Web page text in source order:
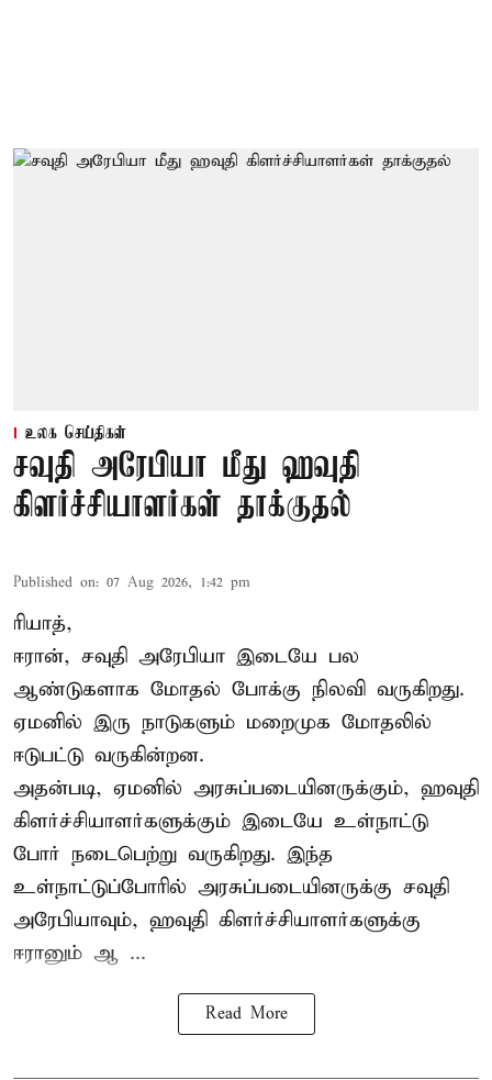
உலக செய்திகள்
சவுதி அரேபியா மீது ஹவுதி
கிளர்ச்சியாளர்கள் தாக்குதல்
Published on: 07 Aug 2026, 1:42 pm
ரியாத்,
ஈரான், சவுதி அரேபியா இடையே பல
ஆண்டுகளாக மோதல் போக்கு நிலவி வருகிறது.
ஏமனில் இரு நாடுகளும் மறைமுக மோதலில்
ஈடுபட்டு வருகின்றன.
அதன்படி, ஏமனில் அரசுப்படையினருக்கும், ஹவுதி
கிளர்ச்சியாளர்களுக்கும் இடையே உள்நாட்டு
போர் நடைபெற்று வருகிறது. இந்த
உள்நாட்டுப்போரில் அரசுப்படையினருக்கு சவுதி
அரேபியாவும், ஹவுதி கிளர்ச்சியாளர்களுக்கு
ஈரானும் ஆ ...
Read More